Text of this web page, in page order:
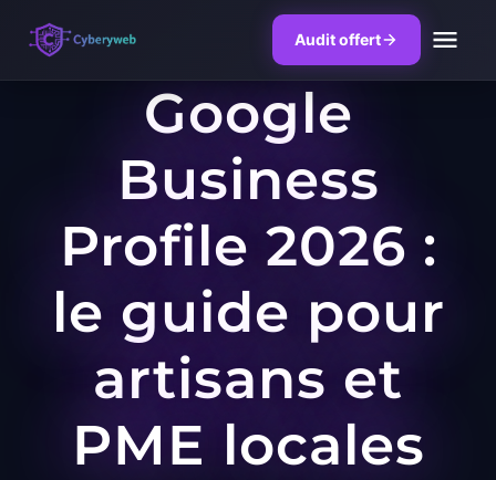
Audit offert
Google
Business
Profile 2026 :
le guide pour
artisans et
PME locales